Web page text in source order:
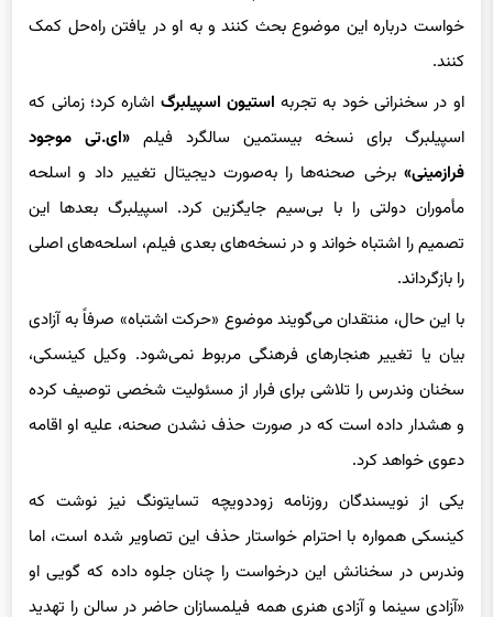
وندِرس از اعضای آکادمی فیلم آلمان، به‌ویژه فیلمسازان جوان،
خواست درباره این موضوع بحث کنند و به او در یافتن راه‌حل کمک
کنند.
او در سخنرانی خود به تجربهاستیون اسپیلبرگاشاره کرد؛ زمانی که
اسپیلبرگ برای نسخه بیستمین سالگرد فیلم«ای.تی‌ موجود
فرازمینی»برخی صحنه‌ها را به‌صورت دیجیتال تغییر داد و اسلحه
مأموران دولتی را با بی‌سیم جایگزین کرد. اسپیلبرگ بعدها این
تصمیم را اشتباه خواند و در نسخه‌های بعدی فیلم، اسلحه‌های اصلی
را بازگرداند.
با این حال، منتقدان می‌گویند موضوع «حرکت اشتباه» صرفاً به آزادی
بیان یا تغییر هنجارهای فرهنگی مربوط نمی‌شود. وکیل کینسکی،
سخنان وندرس را تلاشی برای فرار از مسئولیت شخصی توصیف کرده
و هشدار داده است که در صورت حذف نشدن صحنه، علیه او اقامه
دعوی خواهد کرد.
یکی از نویسندگان روزنامه زوددویچه تسایتونگ نیز نوشت که
کینسکی همواره با احترام خواستار حذف این تصاویر شده است، اما
وندرس در سخنانش این درخواست را چنان جلوه داده که گویی او